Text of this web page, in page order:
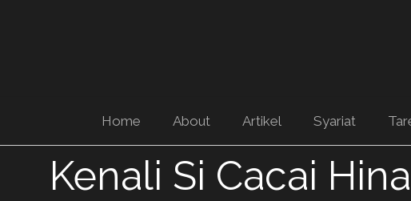
Home About Artikel Syariat
Kenali Si Cacai Hina